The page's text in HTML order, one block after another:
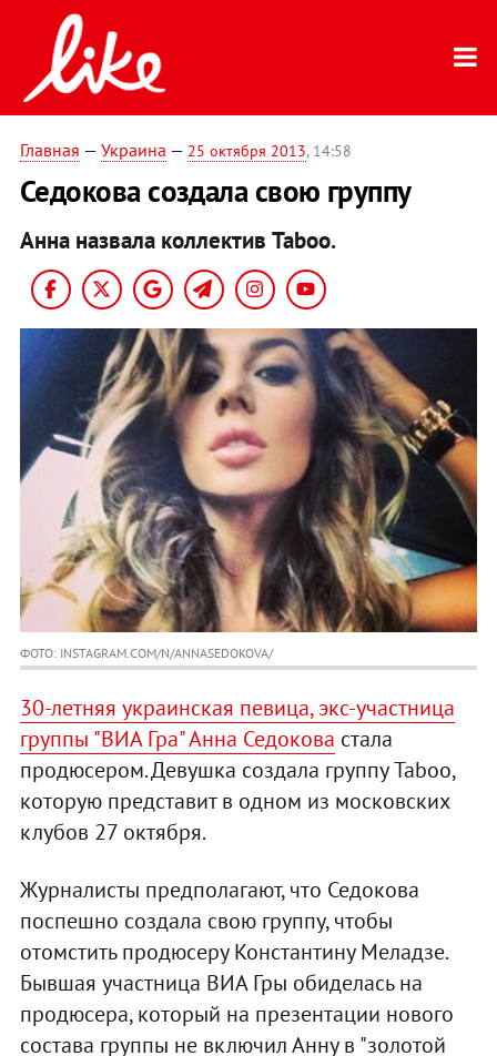
Главная — Украина — 25 октября 2013, 14:58
Седокова создала свою группу
Анна назвала коллектив Taboo.
ФОТО: INSTAGRAM.COM/N/ANNASEDOKOVA/
30-летняя украинская певица, экс-участница
группы "ВИА Гра" Анна Седокова стала
продюсером. Девушка создала группу Taboo,
которую представит в одном из московских
клубов 27 октября.
Журналисты предполагают, что Седокова
поспешно создала свою группу, чтобы
отомстить продюсеру Константину Меладзе.
Бывшая участница ВИА Гры обиделась на
продюсера, который на презентации нового
состава группы не включил Анну в "золотой